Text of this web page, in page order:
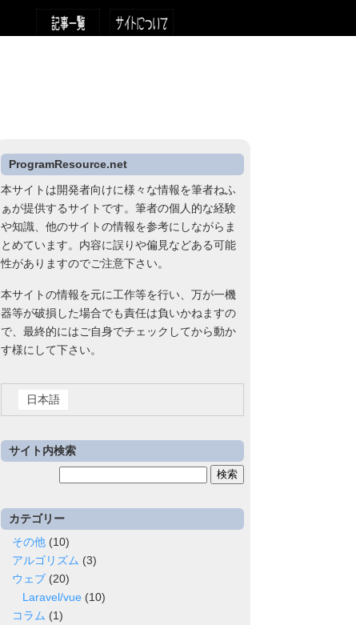
ProgramResource.net
本サイトは開発者向けに様々な情報を筆者ねふ
ぁが提供するサイトです。筆者の個人的な経験
や知識、他のサイトの情報を参考にしながらま
とめています。内容に誤りや偏見などある可能
性がありますのでご注意下さい。
本サイトの情報を元に工作等を行い、万が一機
器等が破損した場合でも責任は負いかねますの
で、最終的にはご自身でチェックしてから動か
す様にして下さい。
日本語
サイト内検索
カテゴリー
その他(10)
アルゴリズム (3)
ウェブ (20)
Laravel/vue (10)
コラム (1)